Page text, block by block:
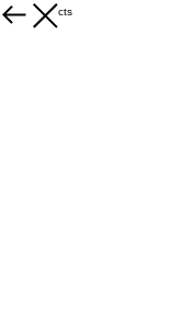
More products